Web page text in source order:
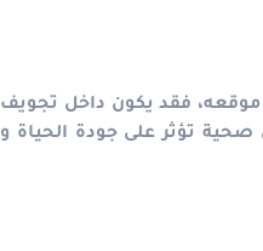
فقد يكون داخل تجويف
تؤثر على جودة الحياة و